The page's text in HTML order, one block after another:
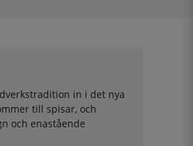
in i det nya
till spisar, och
och enastående